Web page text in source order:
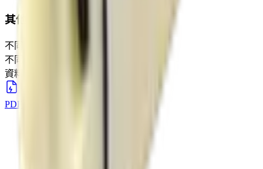
其他說明
不同電壓規格可定製
不同電壓規格可訂製
資料下載
PDF下載